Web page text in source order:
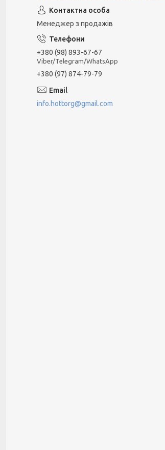
Менеджер з продажів
+380 (98) 893-67-67
Viber/Telegram/WhatsApp
+380 (97) 874-79-79
info.hottorg@gmail.com